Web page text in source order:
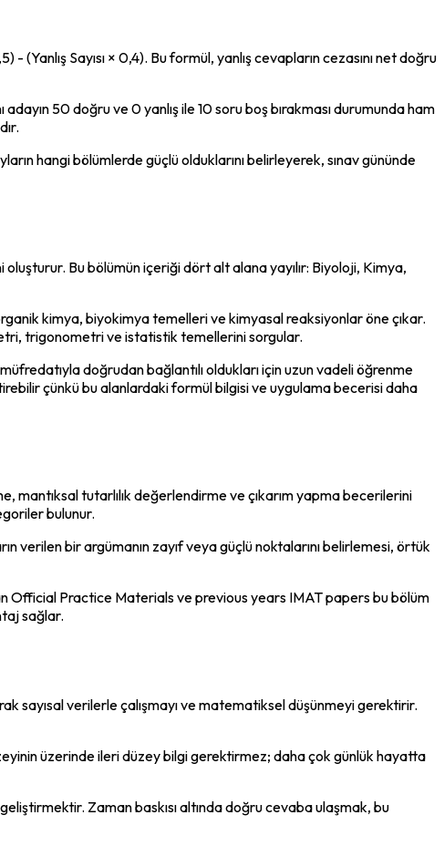
(Yanlış Sayısı × 0,4). Bu formül, yanlış cevapların cezasını net doğru
50 doğru ve 0 yanlış ile 10 soru boş bırakması durumunda ham
hangi bölümlerde güçlü olduklarını belirleyerek, sınav gününde
oluşturur. Bu bölümün içeriği dört alt alana yayılır: Biyoloji, Kimya,
kimya, biyokimya temelleri ve kimyasal reaksiyonlar öne çıkar.
trigonometri ve istatistik temellerini sorgular.
doğrudan bağlantılı oldukları için uzun vadeli öğrenme
çünkü bu alanlardaki formül bilgisi ve uygulama becerisi daha
mantıksal tutarlılık değerlendirme ve çıkarım yapma becerilerini
bulunur.
verilen bir argümanın zayıf veya güçlü noktalarını belirlemesi, örtük
Official Practice Materials ve previous years IMAT papers bu bölüm
sağlar.
sayısal verilerle çalışmayı ve matematiksel düşünmeyi gerektirir.
üzerinde ileri düzey bilgi gerektirmez; daha çok günlük hayatta
Zaman baskısı altında doğru cevaba ulaşmak, bu